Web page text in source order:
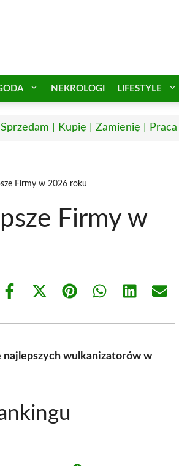
NEKROLOGI LIFESTYLE
| Kupię | Zamienię | Praca
Firmy w 2026 roku
Firmy w
Share
Share
(Twitter)
Share Share Share Share
najlepszych wulkanizatorów w